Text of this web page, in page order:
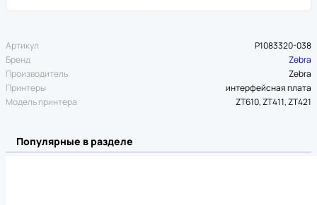
Артикул
P1083320-038
Бренд
Zebra
Производитель
Zebra
Принтеры
интерфейсная плата
Модель принтера
ZT610, ZT411, ZT421
Популярные в разделе